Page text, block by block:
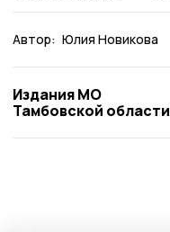
Автор: Юлия Новикова
Издания МО
Тамбовской области